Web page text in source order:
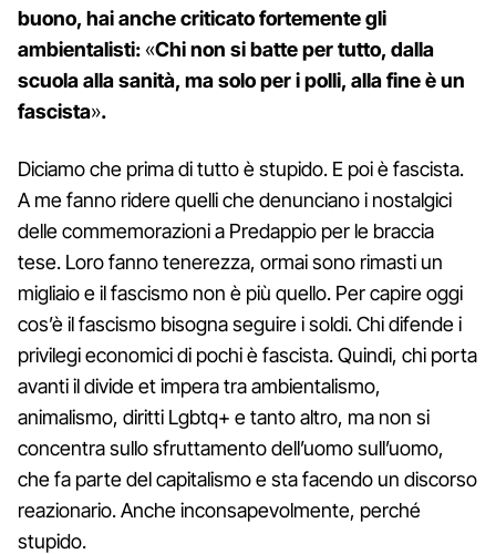
buono, hai anche criticato fortemente gli
ambientalisti:«Chi non si batte per tutto, dalla
scuola alla sanità, ma solo per i polli, alla fine è un
fascista».
Diciamo che prima di tutto è stupido. E poi è fascista.
A me fanno ridere quelli che denunciano i nostalgici
delle commemorazioni a Predappio per le braccia
tese. Loro fanno tenerezza, ormai sono rimasti un
migliaio e il fascismo non è più quello. Per capire oggi
cos’è il fascismo bisogna seguire i soldi. Chi difende i
privilegi economici di pochi è fascista. Quindi, chi porta
avanti il divide et impera tra ambientalismo,
animalismo, diritti Lgbtq+ e tanto altro, ma non si
concentra sullo sfruttamento dell’uomo sull’uomo,
che fa parte del capitalismo e sta facendo un discorso
reazionario. Anche inconsapevolmente, perché
stupido.